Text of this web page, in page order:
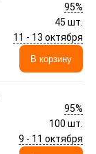
95%
45 шт.
11 - 13 октября
В корзину
95%
100 шт.
9 - 11 октября